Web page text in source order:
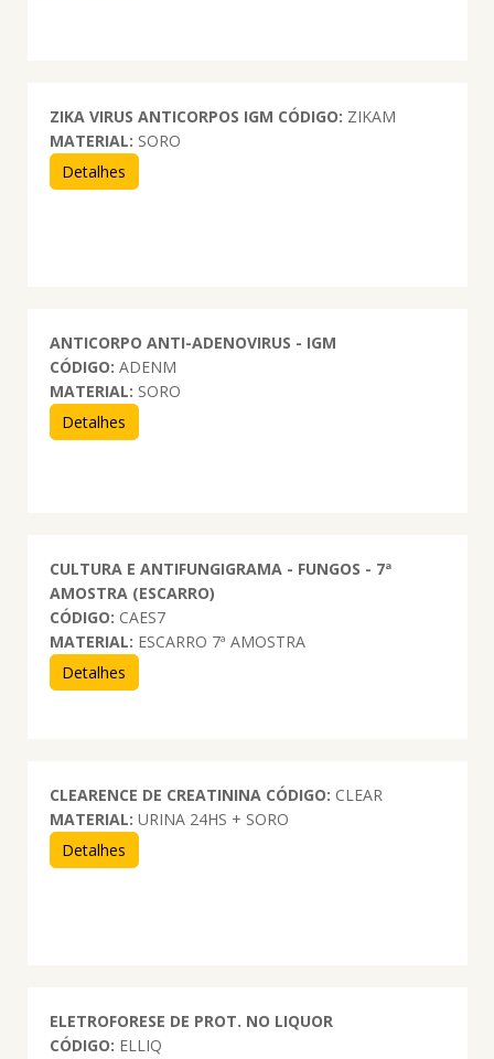
ZIKA VIRUS ANTICORPOS IGM CÓDIGO: ZIKAM
MATERIAL: SORO
Detalhes
ANTICORPO ANTI-ADENOVIRUS - IGM
CÓDIGO: ADENM
MATERIAL: SORO
Detalhes
CULTURA E ANTIFUNGIGRAMA - FUNGOS - 7ª
AMOSTRA (ESCARRO)
CÓDIGO: CAES7
MATERIAL: ESCARRO 7ª AMOSTRA
Detalhes
CLEARENCE DE CREATININA CÓDIGO: CLEAR
MATERIAL: URINA 24HS + SORO
Detalhes
ELETROFORESE DE PROT. NO LIQUOR
CÓDIGO: ELLIQ